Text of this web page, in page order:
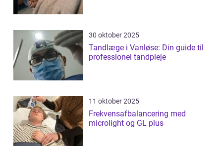
30 oktober 2025
Tandlæge i Vanløse: Din guide til
professionel tandpleje
11 oktober 2025
Frekvensafbalancering med
microlight og GL plus